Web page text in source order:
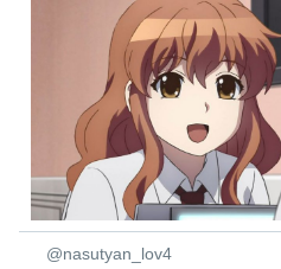
@nasutyan_lov4